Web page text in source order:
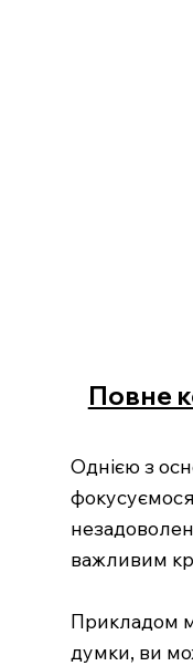
Повне
Однією з
важливим
Прикладом
думки, ви